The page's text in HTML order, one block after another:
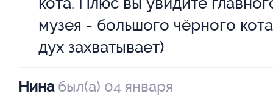
музея - большого чёрного
дух захватывает)
Нинабыл(а) 04 января